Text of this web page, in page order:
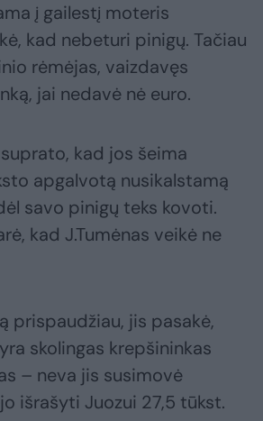
į gailestį moteris
kad nebeturi pinigų. Tačiau
rėmėjas, vaizdavęs
jai nedavė nė euro.
kad jos šeima
apgalvotą nusikalstamą
savo pinigų teks kovoti.
kad J.Tumėnas veikė ne
prispaudžiau, jis pasakė,
skolingas krepšininkas
– neva jis susimovė
išrašyti Juozui 27,5 tūkst.